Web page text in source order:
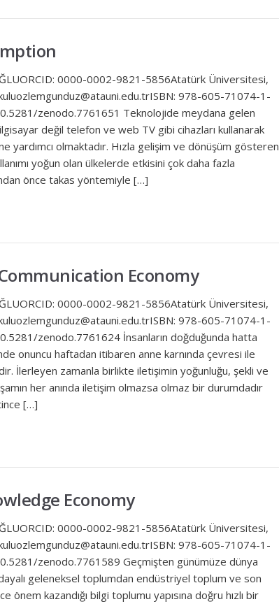
0000-0002-9821-5856Atatürk Üniversitesi,
978-605-71074-1-
zenodo.7761651 Teknolojide meydana gelen
değil telefon ve web TV gibi cihazları kullanarak
yardımcı olmaktadır. Hızla gelişim ve dönüşüm gösteren
yoğun olan ülkelerde etkisini çok daha fazla
önce takas yöntemiyle […]
Economy
0000-0002-9821-5856Atatürk Üniversitesi,
978-605-71074-1-
zenodo.7761624 İnsanların doğduğunda hatta
onuncu haftadan itibaren anne karnında çevresi ile
İlerleyen zamanla birlikte iletişimin yoğunluğu, şekli ve
her anında iletişim olmazsa olmaz bir durumdadır
[…]
Economy
0000-0002-9821-5856Atatürk Üniversitesi,
978-605-71074-1-
zenodo.7761589 Geçmişten günümüze dünya
geleneksel toplumdan endüstriyel toplum ve son
kazandığı bilgi toplumu yapısına doğru hızlı bir